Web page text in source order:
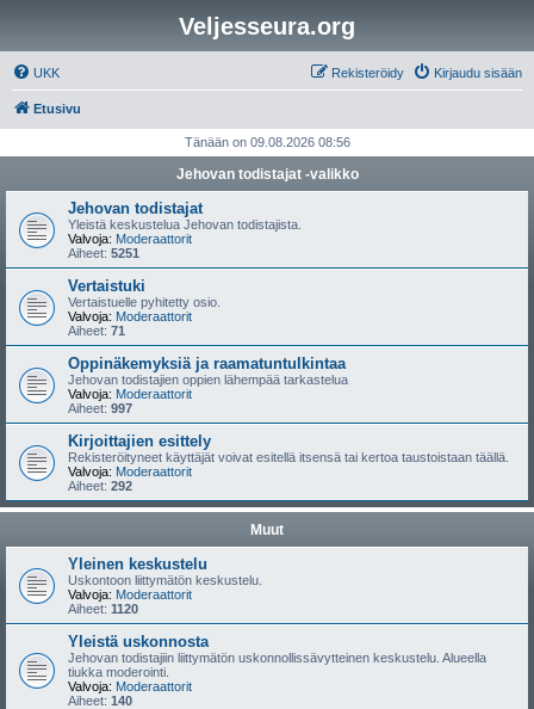
Veljesseura.org
UKK Kirjaudu sisään
Rekisteröidy
Etusivu
Tänään on 09.08.2026 08:56
Jehovan todistajat -valikko
Jehovan todistajat
Yleistä keskustelua Jehovan todistajista.
Valvoja: Moderaattorit
Aiheet: 5251
Vertaistuki
Vertaistuelle pyhitetty osio.
Valvoja: Moderaattorit
Aiheet: 71
Oppinäkemyksiä ja raamatuntulkintaa
Jehovan todistajien oppien lähempää tarkastelua
Valvoja: Moderaattorit
Aiheet: 997
Kirjoittajien esittely
Rekisteröityneet käyttäjät voivat esitellä itsensä tai kertoa taustoistaan täällä.
Valvoja: Moderaattorit
Aiheet: 292
Muut
Yleinen keskustelu
Uskontoon liittymätön keskustelu.
Valvoja: Moderaattorit
Aiheet: 1120
Yleistä uskonnosta
Jehovan todistajiin liittymätön uskonnollissävytteinen keskustelu. Alueella
tiukka moderointi.
Valvoja: Moderaattorit
Aiheet: 140